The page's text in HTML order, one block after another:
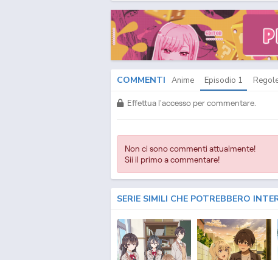
Episodio1ITA - Futari wa Precure Streaming Episodio1
Download Episodio1SUB ITA - Futari wa Precure
COMMENTI Anime Episodio 1
Effettua l'accesso per commentare.
Non ci sono commenti attualmente!
Sii il primo a commentare!
SERIE SIMILI CHE POTREBBERO